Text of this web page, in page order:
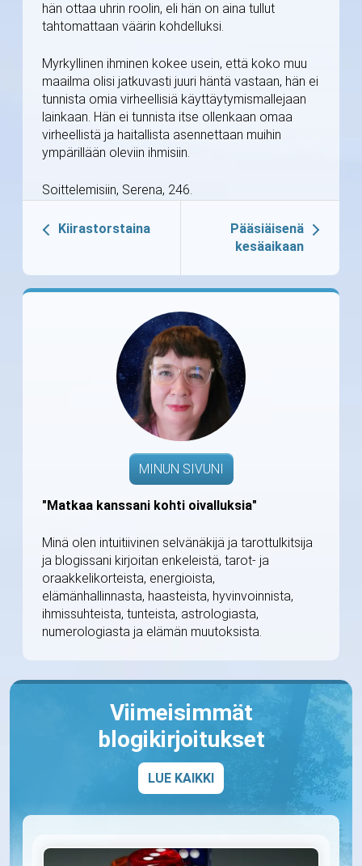
hän ottaa uhrin roolin, eli hän on aina tullut
tahtomattaan väärin kohdelluksi.
Myrkyllinen ihminen kokee usein, että koko muu
maailma olisi jatkuvasti juuri häntä vastaan, hän ei
tunnista omia virheellisiä käyttäytymismallejaan
lainkaan. Hän ei tunnista itse ollenkaan omaa
virheellistä ja haitallista asennettaan muihin
ympärillään oleviin ihmisiin.
Soittelemisiin, Serena, 246.
Kiirastorstaina
Pääsiäisenä
kesäaikaan
MINUN SIVUNI
"Matkaa kanssani kohti oivalluksia"
Minä olen intuitiivinen selvänäkijä ja tarottulkitsija
ja blogissani kirjoitan enkeleistä, tarot- ja
oraakkelikorteista, energioista,
elämänhallinnasta, haasteista, hyvinvoinnista,
ihmissuhteista, tunteista, astrologiasta,
numerologiasta ja elämän muutoksista.
Viimeisimmät
blogikirjoitukset
LUE KAIKKI